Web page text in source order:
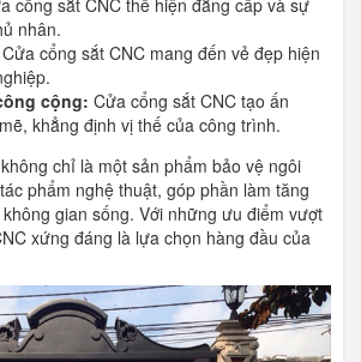
nhân.
Cửa cổng sắt CNC mang đến vẻ đẹp hiện
cộng: Cửa cổng sắt CNC tạo ấn
khẳng định vị thế của công trình.
chỉ là một sản phẩm bảo vệ ngôi
phẩm nghệ thuật, góp phần làm tăng
gian sống. Với những ưu điểm vượt
xứng đáng là lựa chọn hàng đầu của